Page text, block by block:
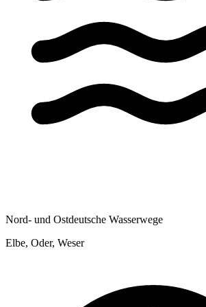
Nord- und Ostdeutsche Wasserwege
Elbe, Oder, Weser